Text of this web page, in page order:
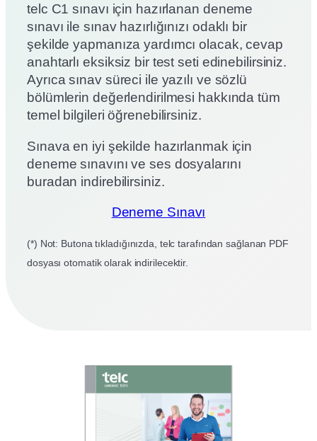
telc C1 sınavı için hazırlanan deneme
sınavı ile sınav hazırlığınızı odaklı bir
şekilde yapmanıza yardımcı olacak, cevap
anahtarlı eksiksiz bir test seti edinebilirsiniz.
Ayrıca sınav süreci ile yazılı ve sözlü
bölümlerin değerlendirilmesi hakkında tüm
temel bilgileri öğrenebilirsiniz.
Sınava en iyi şekilde hazırlanmak için
deneme sınavını ve ses dosyalarını
buradan indirebilirsiniz.
Deneme Sınavı
(*) Not: Butona tıkladığınızda, telc tarafından sağlanan PDF
dosyası otomatik olarak indirilecektir.